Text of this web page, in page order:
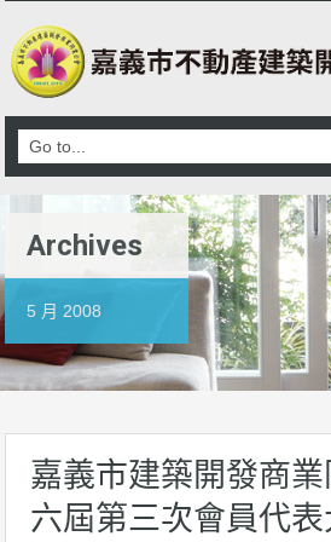
Archives
5 月 2008
嘉義市建築開發商
六屆第三次會員代